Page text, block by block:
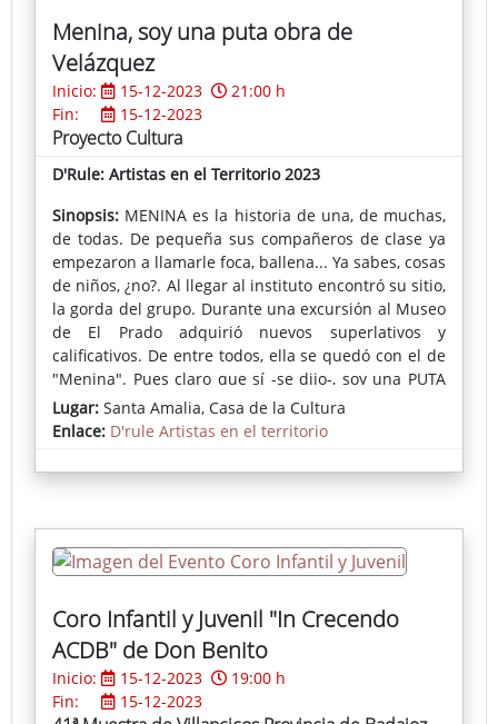
Menina, soy una puta obra de
Velázquez
Inicio: 15-12-2023
21:00 h
Fin:
15-12-2023
Proyecto Cultura
D'Rule: Artistas en el Territorio 2023
Sinopsis: MENINA es la historia de una, de muchas,
de todas. De pequeña sus compañeros de clase ya
empezaron a llamarle foca, ballena... Ya sabes, cosas
de niños, ¿no?. Al llegar al instituto encontró su sitio,
la gorda del grupo. Durante una excursión al Museo
de El Prado adquirió nuevos superlativos y
calificativos. De entre todos, ella se quedó con el de
"Menina". Pues claro que sí -se dijo-, soy una PUTA
obra de Velázquez. Así que puestos a comer y a
engordar, con los años ella se propuso comerse el
Lugar: Santa Amalia, Casa de la Cultura
Enlace: D'rule Artistas en el territorio
Coro Infantil y Juvenil "In Crecendo
ACDB" de Don Benito
Inicio: 15-12-2023
19:00 h
Fin:
15-12-2023